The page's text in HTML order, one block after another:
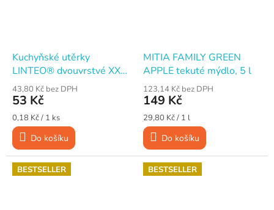
Kuchyňské utěrky
LINTEO® dvouvrstvé XXL,
100% celulóza, 300
útržků / 60 m
43,80 Kč bez DPH
53 Kč
Měrná
cena:
0,18 Kč / 1 ks
Do košíku
MITIA FAMILY GREEN
APPLE tekuté mýdlo, 5 l
123,14 Kč bez DPH
149 Kč
Měrná
cena:
29,80 Kč / 1 l
Do košíku
BESTSELLER BESTSELLER